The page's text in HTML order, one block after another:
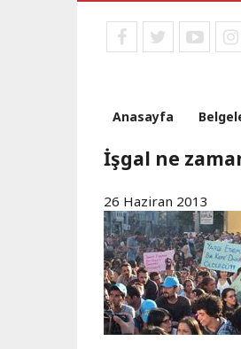
facebooktwitter
Anasayfa
İşgal ne
26 Haziran 2013